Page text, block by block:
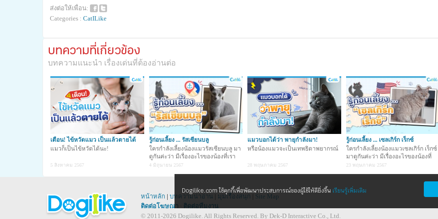
ส่งต่อให้เพื่อน:
Categories : CatILike
บทความที่เกี่ยวข้อง
บทความแนะนำ เรื่องเด่นที่ต้องอ่านต่อ
เตือน! ไข้หวัดแมว เป็นแล้วตายได้
แมวก็เป็นไข้หวัดได้นะ!
5 สิงหาคม 2567
รู้ก่อนเลี้ยง ... รัสเซียนบลู
ใครกำลังเลี้ยงน้องแมวรัสเซียนบลู มา
ดูกันค่ะว่า มีเรื่องอะไรของน้องที่เรา
ต้องรู้บ้าง .
4 มิถุนายน 2567
แมวบอกได้ว่า พายุกำลังมา!
หรือน้องแมวจะเป็นเทพธิดาพยากรณ์
28 พฤษภาคม 2567
รู้ก่อนเลี้ยง ... เซลเกิร์ก เร็กซ์
ใครกำลังเลี้ยงน้องแมวเซลเกิร์ก เร็กซ์
มาดูกันค่ะว่า มีเรื่องอะไรของน้องที่
เราต้องรู้บ
23 พฤษภาคม 2567
หน้าหลัก | บทความน่าอ่าน มุมเรื่องสนุก
Site Map
ติดต่อโฆษณา · ติดต่อทีมงาน
© 2011-2026 Dogilike. All Rights Reserved. By Dek-D Interactive Co., Ltd.
Dogilike.com ใช้คุกกี้เพื่อพัฒนาประสบการณ์ของผู้ใช้ให้ดียิ่งขึ้น เรียนรู้เพิ่มเติม